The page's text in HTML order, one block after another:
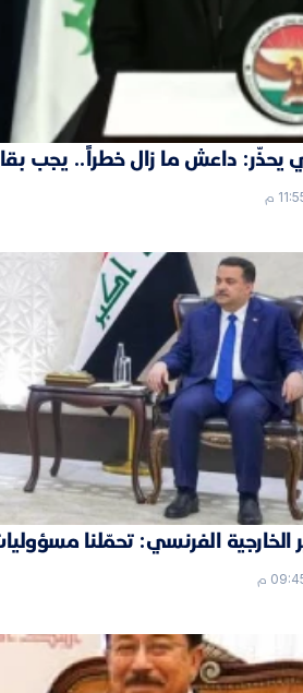
يحذّر: داعش ما زال خطراً.. يجب
الخارجية الفرنسي: تحمّلنا